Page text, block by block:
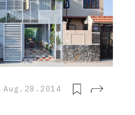
Aug.28.2014